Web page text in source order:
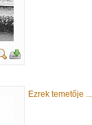
Ezrek temetője ...